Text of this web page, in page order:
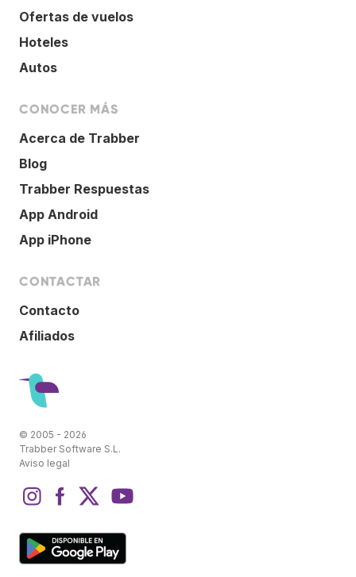
Ofertas de vuelos
Hoteles
Autos
CONOCER MÁS
Acerca de Trabber
Blog
Trabber Respuestas
App Android
App iPhone
CONTACTAR
Contacto
Afiliados
© 2005 - 2026
Trabber Software S.L.
Aviso legal